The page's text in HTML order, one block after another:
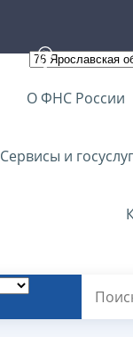
О ФНС России
Сервисы и